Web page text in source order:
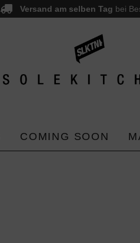
Versand am selben Tag bei
COMING SOON